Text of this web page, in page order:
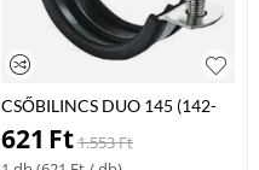
CSŐBILINCS DUO 145 (142-
150MM) BK M8/10-D
621 Ft1.553Ft